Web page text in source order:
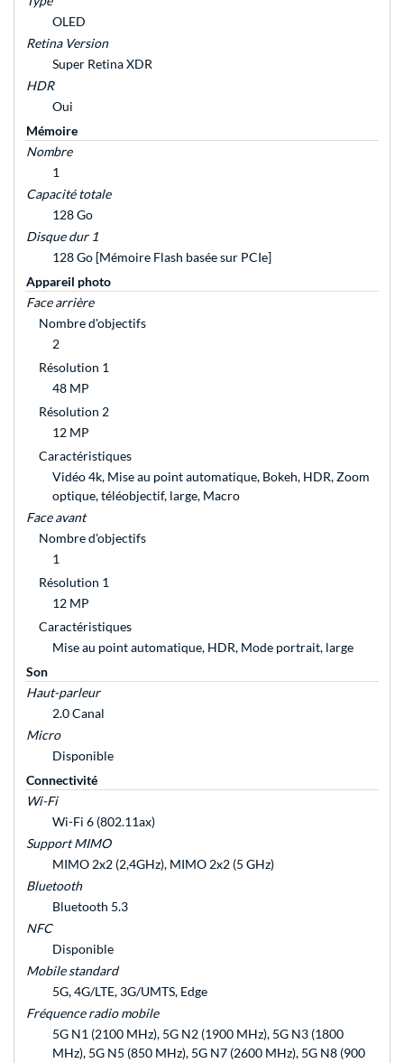
OLED
Retina Version
Super Retina XDR
HDR
Oui
Mémoire
Nombre
1
Capacité totale
128 Go
Disque dur 1
128 Go [Mémoire Flash basée sur PCIe]
Appareil photo
Face arrière
Nombre d'objectifs
2
Résolution 1
48 MP
Résolution 2
12 MP
Caractéristiques
Vidéo 4k, Mise au point automatique, Bokeh, HDR, Zoom
optique, téléobjectif, large, Macro
Face avant
Nombre d'objectifs
1
Résolution 1
12 MP
Caractéristiques
Mise au point automatique, HDR, Mode portrait, large
Son
Haut-parleur
2.0 Canal
Micro
Disponible
Connectivité
Wi-Fi
Wi-Fi 6 (802.11ax)
Support MIMO
MIMO 2x2 (2,4GHz), MIMO 2x2 (5 GHz)
Bluetooth
Bluetooth 5.3
NFC
Disponible
Mobile standard
5G, 4G/LTE, 3G/UMTS, Edge
Fréquence radio mobile
5G N1 (2100 MHz), 5G N2 (1900 MHz), 5G N3 (1800
MHz), 5G N5 (850 MHz), 5G N7 (2600 MHz), 5G N8 (900